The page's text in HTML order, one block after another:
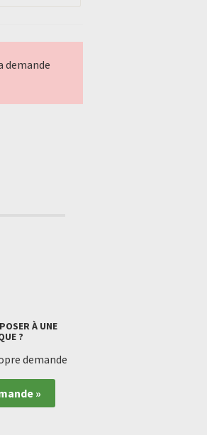
demande
À UNE
?
demande
»